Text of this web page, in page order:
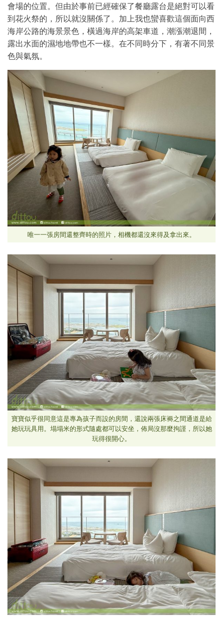
會場的位置。但由於事前已經確保了餐廳露台是絕對可以看
到花火祭的，所以就沒關係了。加上我也蠻喜歡這個面向西
海岸公路的海景景色，橫過海岸的高架車道，潮漲潮退間，
露出水面的濕地地帶也不一樣。在不同時分下，有著不同景
色與氣氛。
唯一一張房間還整齊時的照片，相機都還沒來得及拿出來。
寶寶似乎很同意這是專為孩子而設的房間，還說兩張床褥之間通道是給
她玩玩具用。塌塌米的形式隨處都可以安坐，佈局沒那麼拘謹，所以她
玩得很開心。